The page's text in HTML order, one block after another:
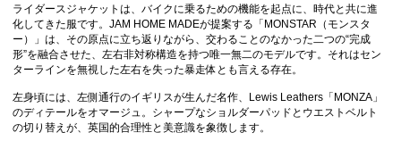
ライダースジャケットは、バイクに乗るための機能を起点に、時代と共に進
化してきた服です。JAM HOME MADEが提案する「MONSTAR（モンスタ
ー）」は、その原点に立ち返りながら、交わることのなかった二つの“完成
形”を融合させた、左右非対称構造を持つ唯一無二のモデルです。それはセン
ターラインを無視した左右を失った暴走体とも言える存在。
左身頃には、左側通行のイギリスが生んだ名作、Lewis Leathers「MONZA」
のディテールをオマージュ。シャープなショルダーパッドとウエストベルト
の切り替えが、英国的合理性と美意識を象徴します。